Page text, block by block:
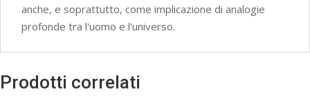
anche, e soprattutto, come implicazione di analogie
profonde tra l'uomo e l'universo.
Prodotti correlati